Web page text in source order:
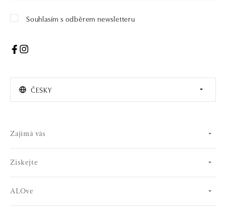
Souhlasím s odběrem newsletteru
ČESKY
Zajímá vás
Získejte
ALOve